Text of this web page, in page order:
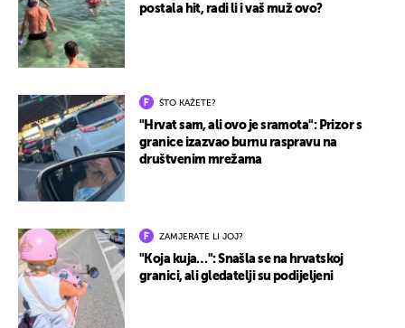
postala hit, radi li i vaš muž ovo?
ŠTO KAŽETE?
"Hrvat sam, ali ovo je sramota": Prizor s
granice izazvao burnu raspravu na
društvenim mrežama
ZAMJERATE LI JOJ?
"Koja kuja…": Snašla se na hrvatskoj
granici, ali gledatelji su podijeljeni